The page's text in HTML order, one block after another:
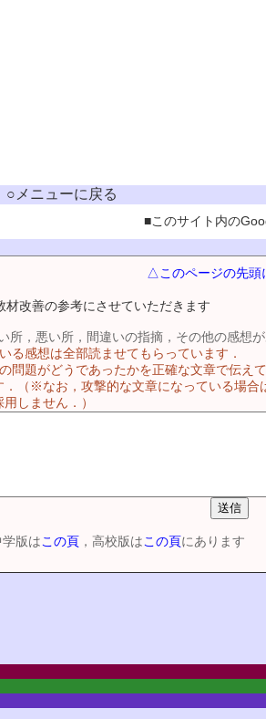
○メニューに戻る
■このサイト内の
△このページの先
材改善の参考にさせていただきます
所，悪い所，間違いの指摘，その他の感想
る感想は全部読ませてもらっています．
問題がどうであったかを正確な文章で伝え
．（※なお，攻撃的な文章になっている場
しません．）
版はこの頁 ，高校版はこの頁にあります